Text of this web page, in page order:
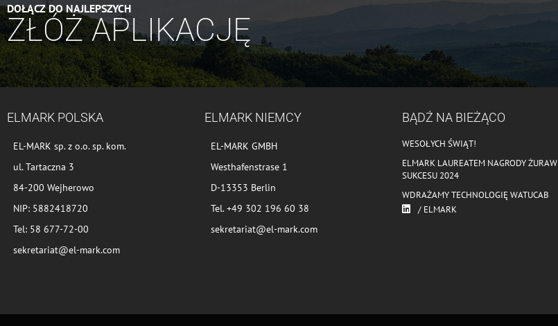
DOŁĄCZ DO NAJLEPSZYCH
ZŁÓŻ APLIKACJĘ
ELMARK POLSKA
EL-MARK sp. z o.o. sp. kom.
ul. Tartaczna 3
84-200 Wejherowo
NIP: 5882418720
Tel: 58 677-72-00
sekretariat@el-mark.com
ELMARK NIEMCY
EL-MARK GMBH
Westhafenstrase 1
D-13353 Berlin
Tel. +49 302 196 60 38
sekretariat@el-mark.com
BĄDŹ NA BIEŻĄCO
WESOŁYCH ŚWIĄT!
ELMARK LAUREATEM NAGRODY ŻURAW
SUKCESU 2024
WDRAŻAMY TECHNOLOGIĘ WATUCAB
/ ELMARK